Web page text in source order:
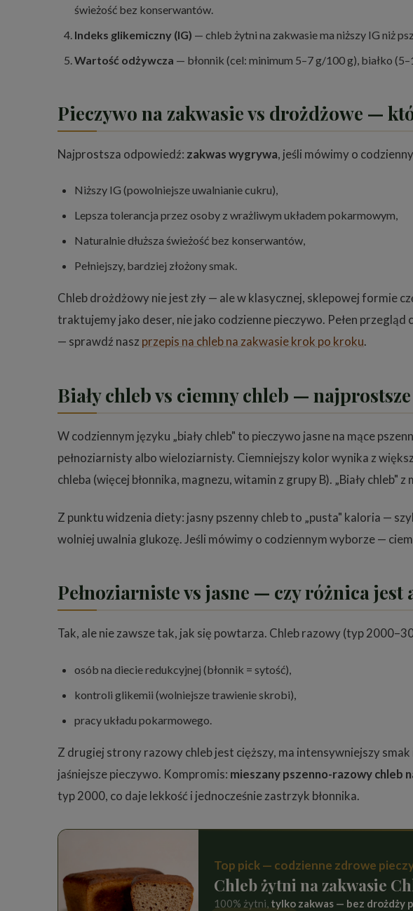
świeżość bez konserwantów.
Indeks glikemiczny (IG) — chleb żytni na zakwasie ma niższy IG niż
Wartość odżywcza — błonnik (cel: minimum 5–7 g/100 g), białko
Pieczywo na zakwasie vs drożdżowe —
Najprostsza odpowiedź: zakwas wygrywa, jeśli mówimy o
Niższy IG (powolniejsze uwalnianie cukru),
Lepsza tolerancja przez osoby z wrażliwym układem pokarmowym,
Naturalnie dłuższa świeżość bez konserwantów,
Pełniejszy, bardziej złożony smak.
Chleb drożdżowy nie jest zły — ale w klasycznej, sklepowej formie
traktujemy jako deser, nie jako codzienne pieczywo. Pełen przegląd
— sprawdź nasz przepis na chleb na zakwasie krok po kroku.
Biały chleb vs ciemny chleb —
W codziennym języku „biały chleb" to pieczywo jasne na mące
pełnoziarnisty albo wieloziarnisty. Ciemniejszy kolor wynika z
chleba (więcej błonnika, magnezu, witamin z grupy B). „Biały
Z punktu widzenia diety: jasny pszenny chleb to „pusta" kaloria —
wolniej uwalnia glukozę. Jeśli mówimy o codziennym wyborze —
Pełnoziarniste vs jasne — czy różnica jest
Tak, ale nie zawsze tak, jak się powtarza. Chleb razowy (typ
osób na diecie redukcyjnej (błonnik = sytość),
kontroli glikemii (wolniejsze trawienie skrobi),
pracy układu pokarmowego.
Z drugiej strony razowy chleb jest cięższy, ma intensywniejszy
jaśniejsze pieczywo. Kompromis: mieszany pszenno-razowy chleb
typ 2000, co daje lekkość i jednocześnie zastrzyk błonnika.
Top pick — codzienne zdrowe
Chleb żytni na zakwasie
100% żytni, tylko zakwas — bez drożdży